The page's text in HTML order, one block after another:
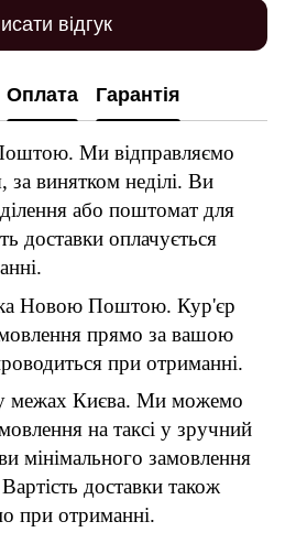
відгук
Оплата Гарантія
Ми відправляємо
винятком неділі. Ви
або поштомат для
доставки оплачується
Новою Поштою. Кур'єр
прямо за вашою
при отриманні.
у межах Києва. Ми можемо
на таксі у зручний
мінімального замовлення
доставки також
при отриманні.